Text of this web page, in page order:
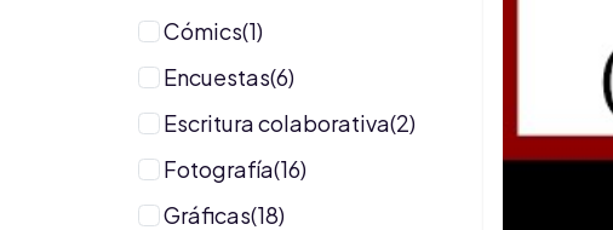
Cómics(1)
Encuestas(6)
Escritura colaborativa(2)
Fotografía(16)
Gráficas(18)